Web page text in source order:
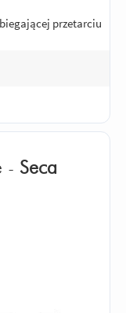
przetarciu
- Seca